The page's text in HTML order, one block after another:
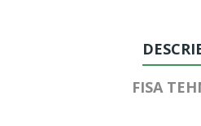
FISA